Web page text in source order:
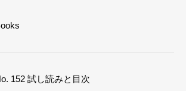
152 試し読みと目次